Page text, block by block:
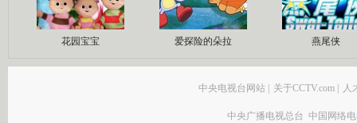
花园宝宝 爱探险的朵拉 燕尾侠
中央电视台网站 | 关于CCTV.com | 人
中央广播电视总台 中国网络